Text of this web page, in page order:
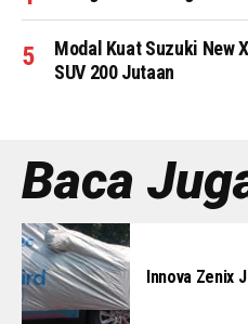
Modal Kuat Suzuki New
SUV 200 Jutaan
Baca
Innova Zenix